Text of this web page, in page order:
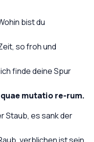
bist du
so froh und
finde deine Spur
mutatio re-rum.
Staub, es sank der